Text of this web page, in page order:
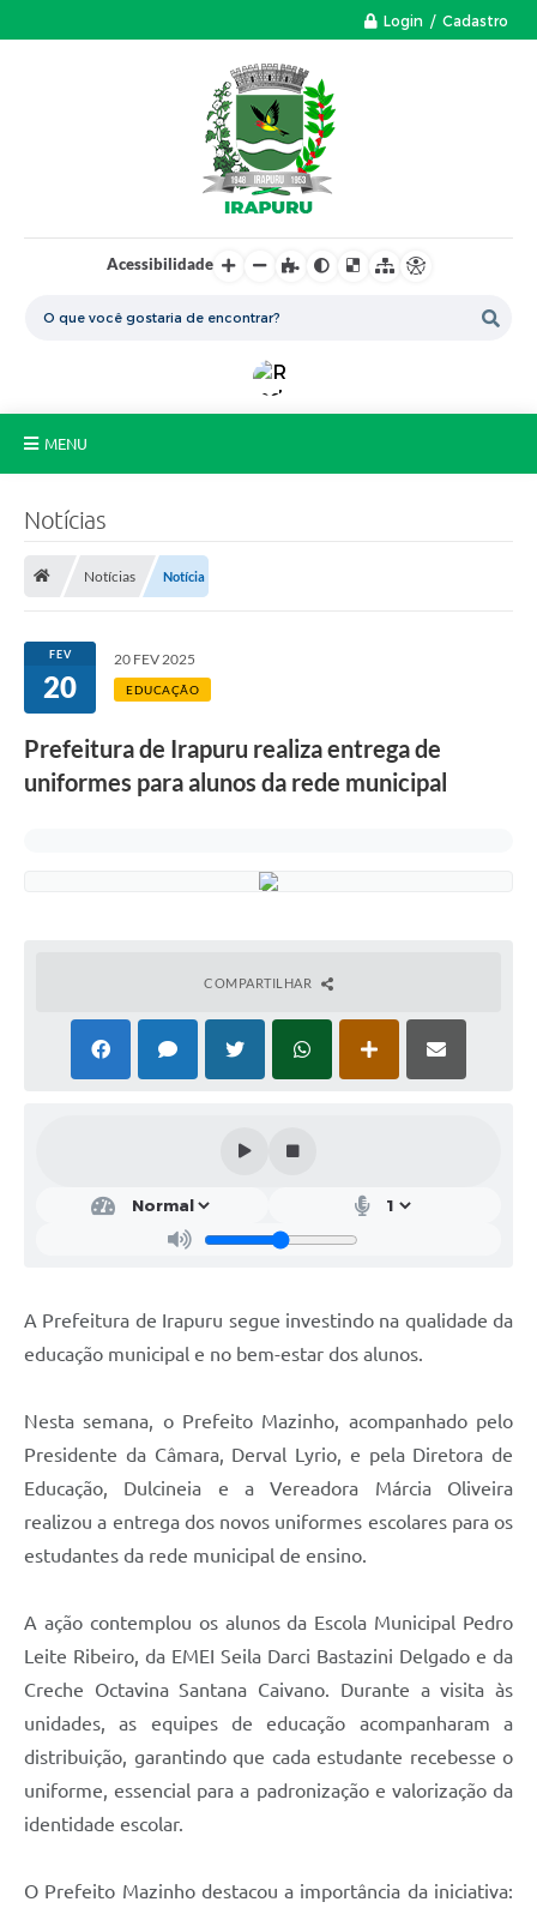
Login / Cadastro
Acessibilidade
MENU
Legislação
Transparência
Contratos
Secretarias
Telefones Úteis
A Prefeitura
Jornal
SIC
Diário Oficial
Notícias
Notícias Notícia
FEV
20
20 FEV 2025
EDUCAÇÃO
Prefeitura de Irapuru realiza entrega de
uniformes para alunos da rede municipal
COMPARTILHAR
A Prefeitura de Irapuru segue investindo na qualidade da
educação municipal e no bem-estar dos alunos.
Nesta semana, o Prefeito Mazinho, acompanhado pelo
Presidente da Câmara, Derval Lyrio, e pela Diretora de
Educação, Dulcineia e a Vereadora Márcia Oliveira
realizou a entrega dos novos uniformes escolares para os
estudantes da rede municipal de ensino.
A ação contemplou os alunos da Escola Municipal Pedro
Leite Ribeiro, da EMEI Seila Darci Bastazini Delgado e da
Creche Octavina Santana Caivano. Durante a visita às
unidades, as equipes de educação acompanharam a
distribuição, garantindo que cada estudante recebesse o
uniforme, essencial para a padronização e valorização da
identidade escolar.
O Prefeito Mazinho destacou a importância da iniciativa: